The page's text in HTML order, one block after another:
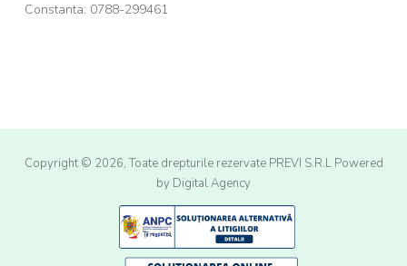
Constanta: 0788-299461
Copyright © 2026, Toate drepturile rezervate PREVI S.R.L Powered
by Digital Agency